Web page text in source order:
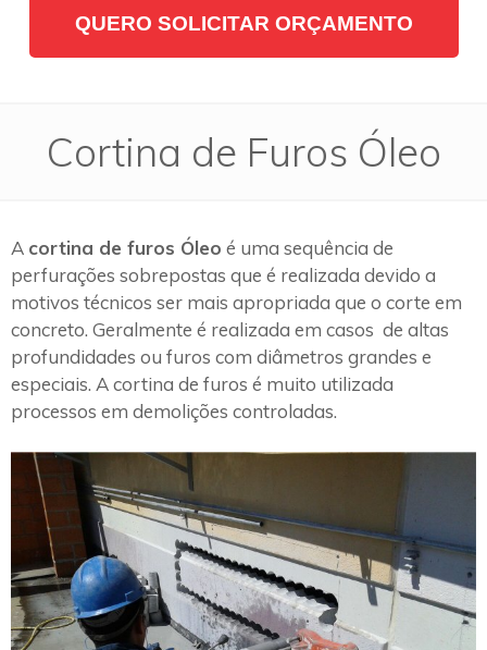
QUERO SOLICITAR ORÇAMENTO
Cortina de Furos Óleo
A cortina de furos Óleo é uma sequência de
perfurações sobrepostas que é realizada devido a
motivos técnicos ser mais apropriada que o corte em
concreto. Geralmente é realizada em casos de altas
profundidades ou furos com diâmetros grandes e
especiais. A cortina de furos é muito utilizada
processos em demolições controladas.